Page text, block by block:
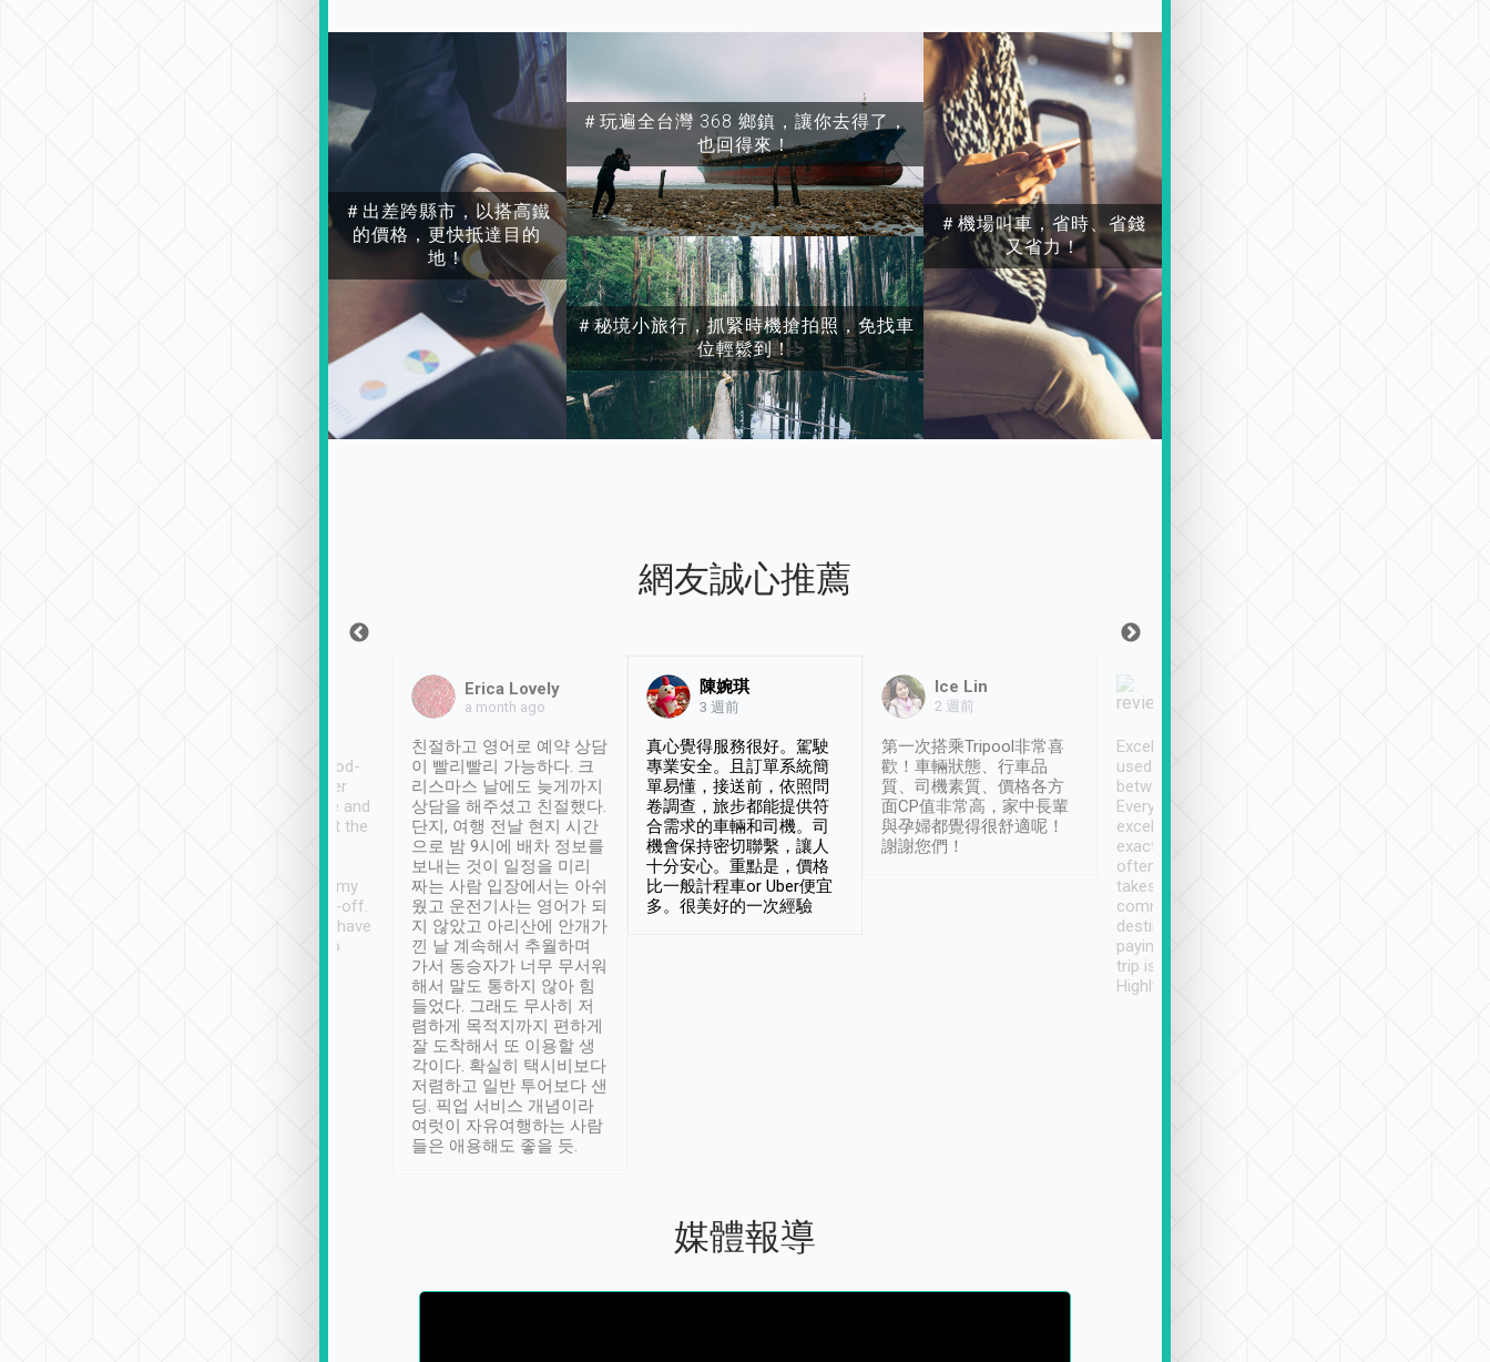
＃出差跨縣市，以搭高鐵
的價格，更快抵達目的
地！
＃玩遍全台灣 368 鄉鎮，讓你去得了，
也回得來！
＃秘境小旅行，抓緊時機搶拍照，免找車
位輕鬆到！
＃機場叫車，省時、省錢
又省力！
網友誠心推薦
service, vehicles in good-
condition and the driver
service was awesome and
thoughtful. Driver went the
have safely arrived at my
destination after drop-off.
Definitely something I have
not seen elsewhere 👍
Erica Lovely
a month ago
친절하고 영어로 예약 상담
이 빨리빨리 가능하다. 크
리스마스 날에도 늦게까지
상담을 해주셨고 친절했다.
단지, 여행 전날 현지 시간
으로 밤 9시에 배차 정보를
보내는 것이 일정을 미리
짜는 사람 입장에서는 아쉬
웠고 운전기사는 영어가 되
지 않았고 아리산에 안개가
낀 날 계속해서 추월하며
가서 동승자가 너무 무서워
해서 말도 통하지 않아 힘
들었다. 그래도 무사히 저
렴하게 목적지까지 편하게
잘 도착해서 또 이용할 생
각이다. 확실히 택시비보다
저렴하고 일반 투어보다 샌
딩. 픽업 서비스 개념이라
여럿이 자유여행하는 사람
들은 애용해도 좋을 듯.
陳婉琪
3 週前
真心覺得服務很好。駕駛
專業安全。且訂單系統簡
單易懂，接送前，依照問
卷調查，旅步都能提供符
合需求的車輛和司機。司
機會保持密切聯繫，讓人
十分安心。重點是，價格
比一般計程車or Uber便宜
多。很美好的一次經驗
Ice Lin
2 週前
第一次搭乘Tripool非常喜
歡！車輛狀態、行車品
質、司機素質、價格各方
面CP值非常高，家中長輩
與孕婦都覺得很舒適呢！
謝謝您們！
Excellent service. We have
used Tripool to travel
between cities in Taiwan.
Every driver has been
excellent and arrives
exactly on time. As there is
often limited English it
takes the difficulty out of
communicating the
destination details and
paying online prior to the
trip is very convenient.
Highly recommended
媒體報導